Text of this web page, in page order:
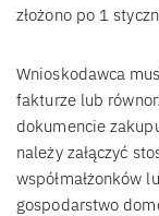
złożono po 1
Wnioskodawca
fakturze lub
dokumencie
należy załączyć
współmałżonków
gospodarstwo